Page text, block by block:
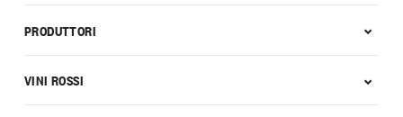
PRODUTTORI
VINI ROSSI